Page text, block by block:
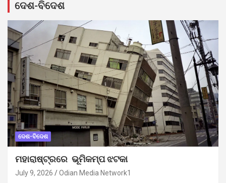
ଦେଶ-ବିଦେଶ
ଦେଶ-ବିଦେଶ
ମହାରାଷ୍ଟ୍ରରେ ଭୂମିକମ୍ପ ଝଟକା
July 9, 2026 Odian Media Network1